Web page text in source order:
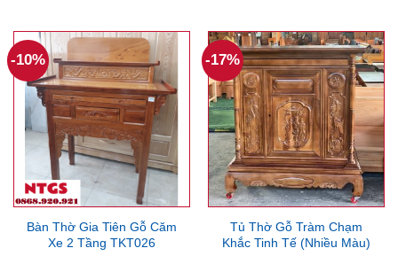
-10%
Bàn Thờ Gia Tiên Gỗ Căm
Xe 2 Tầng TKT026
-17%
Tủ Thờ Gỗ Tràm Chạm
Khắc Tinh Tế (Nhiều Màu)